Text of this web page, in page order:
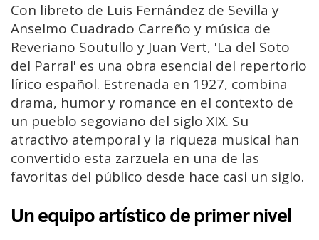
Con libreto de Luis Fernández de Sevilla y
Anselmo Cuadrado Carreño y música de
Reveriano Soutullo y Juan Vert, 'La del Soto
del Parral' es una obra esencial del repertorio
lírico español. Estrenada en 1927, combina
drama, humor y romance en el contexto de
un pueblo segoviano del siglo XIX. Su
atractivo atemporal y la riqueza musical han
convertido esta zarzuela en una de las
favoritas del público desde hace casi un siglo.
Un equipo artístico de primer nivel